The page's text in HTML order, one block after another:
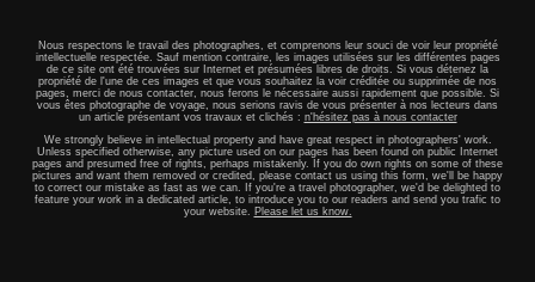
Nous respectons le travail des photographes, et comprenons leur souci de voir leur propriété
intellectuelle respectée. Sauf mention contraire, les images utilisées sur les différentes pages
de ce site ont été trouvées sur Internet et présumées libres de droits. Si vous détenez la
propriété de l'une de ces images et que vous souhaitez la voir créditée ou supprimée de nos
pages, merci de nous contacter, nous ferons le nécessaire aussi rapidement que possible. Si
vous êtes photographe de voyage, nous serions ravis de vous présenter à nos lecteurs dans
un article présentant vos travaux et clichés : n'hésitez pas à nous contacter
We strongly believe in intellectual property and have great respect in photographers' work.
Unless specified otherwise, any picture used on our pages has been found on public Internet
pages and presumed free of rights, perhaps mistakenly. If you do own rights on some of these
pictures and want them removed or credited, please contact us using this form, we'll be happy
to correct our mistake as fast as we can. If you're a travel photographer, we'd be delighted to
feature your work in a dedicated article, to introduce you to our readers and send you trafic to
your website. Please let us know.